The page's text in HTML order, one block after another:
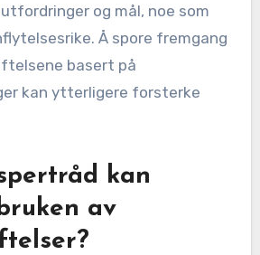
og mål, noe som
Å spore fremgang
basert på
kan ytterligere forsterke
kan
av